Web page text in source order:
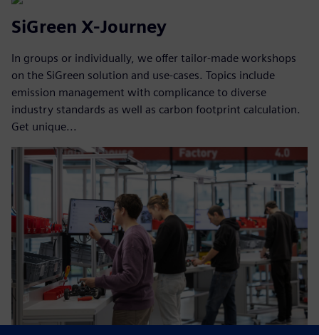
SiGreen X-Journey
In groups or individually, we offer tailor-made workshops
on the SiGreen solution and use-cases. Topics include
emission management with complicance to diverse
industry standards as well as carbon footprint calculation.
Get unique...